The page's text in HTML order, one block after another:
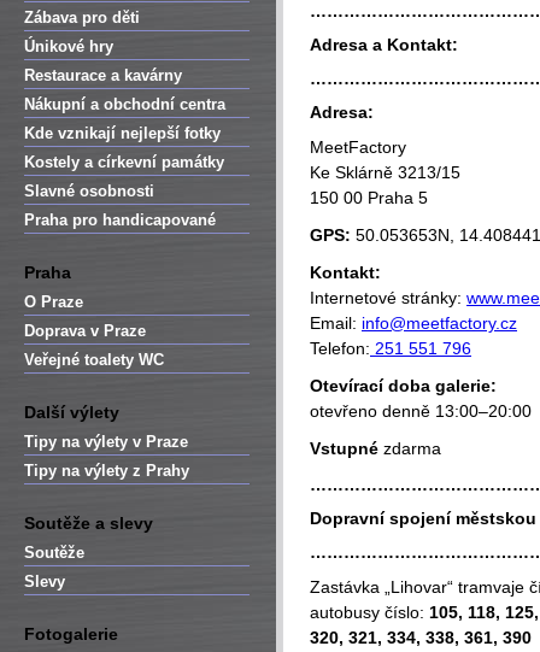
Zábava pro děti
Únikové hry
Restaurace a kavárny
Nákupní a obchodní centra
Kde vznikají nejlepší fotky
Kostely a církevní památky
Slavné osobnosti
Praha pro handicapované
Praha
O Praze
Doprava v Praze
Veřejné toalety WC
Další výlety
Tipy na výlety v Praze
Tipy na výlety z Prahy
Soutěže a slevy
Soutěže
Slevy
Fotogalerie
Adresa a Kontakt:
Adresa:
MeetFactory
Ke Sklárně 3213/15
150 00 Praha 5
GPS: 50.053653N,
Kontakt:
Internetové stránky:
Email: info@meetfactory.cz
Telefon: 251 551 796
Otevírací doba galerie:
otevřeno denně 13:00–20:00
Vstupné zdarma
Dopravní spojení
Zastávka „Lihovar“ tramvaje
autobusy číslo: 105, 118,
320, 321, 334, 338, 361, 390